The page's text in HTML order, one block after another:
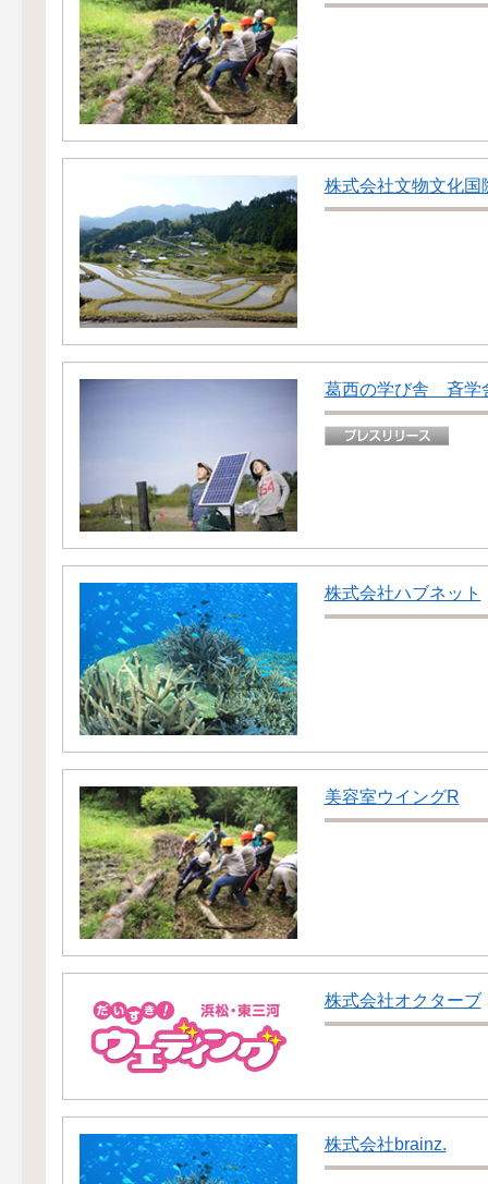
株式会社文物文化国
葛西の学び舎 斉学
株式会社ハブネット
美容室ウイングR
株式会社オクターブ
株式会社brainz.